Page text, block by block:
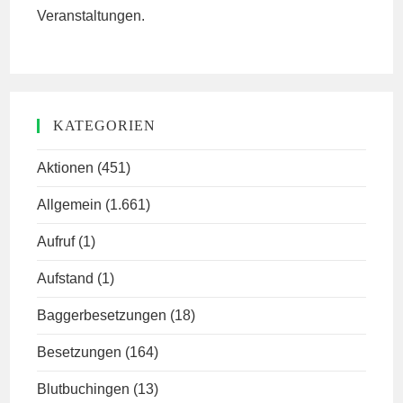
Veranstaltungen.
KATEGORIEN
Aktionen (451)
Allgemein (1.661)
Aufruf (1)
Aufstand (1)
Baggerbesetzungen (18)
Besetzungen (164)
Blutbuchingen (13)